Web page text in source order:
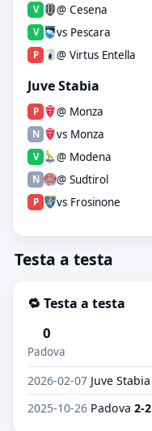
V @ Cesena
V vs Pescara
P @ Virtus Entella
Juve Stabia
P @ Monza
N vs Monza
V @ Modena
N @ Sudtirol
P vs Frosinone
Testa a testa
🔁 Testa a testa
0
Padova
2026-02-07 Juve Stabia
2025-10-26 Padova 2-2